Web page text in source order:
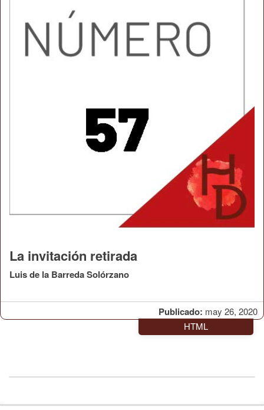
Publicado: may 26, 2020
La invitación retirada
Luis de la Barreda Solórzano
HTML